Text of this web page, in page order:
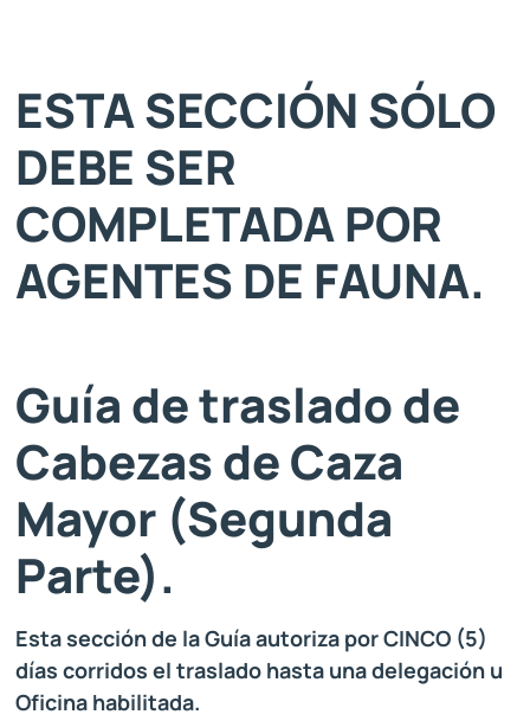
ESTA SECCIÓN SÓLO
DEBE SER
COMPLETADA POR
AGENTES DE FAUNA.
Guía de traslado de
Cabezas de Caza
Mayor (Segunda
Parte).
Esta sección de la Guía autoriza por CINCO (5)
días corridos el traslado hasta una delegación u
Oficina habilitada.